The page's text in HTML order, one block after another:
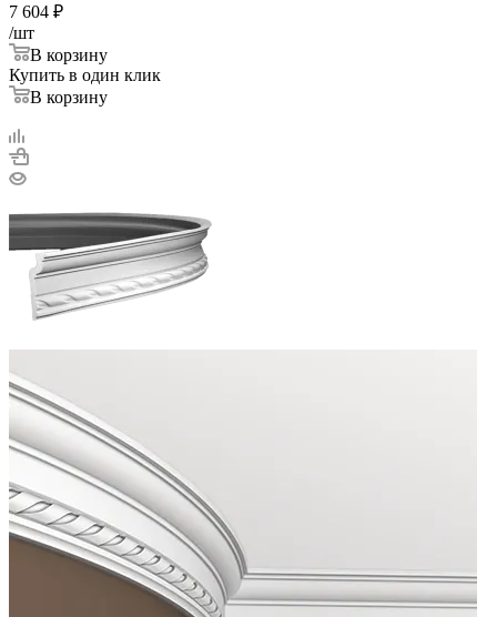
7 604 ₽
/шт
В корзину
Купить в один клик
В корзину